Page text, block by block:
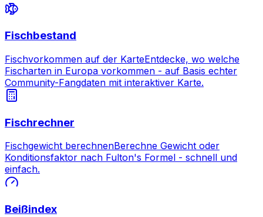
Fischbestand
Fischvorkommen auf der KarteEntdecke, wo welche
Fischarten in Europa vorkommen - auf Basis echter
Community-Fangdaten mit interaktiver Karte.
Fischrechner
Fischgewicht berechnenBerechne Gewicht oder
Konditionsfaktor nach Fulton's Formel - schnell und
einfach.
Beißindex